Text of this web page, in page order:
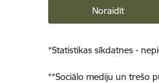
Noraidīt
*Statistikas sīkdatnes -
**Sociālo mediju un trešo